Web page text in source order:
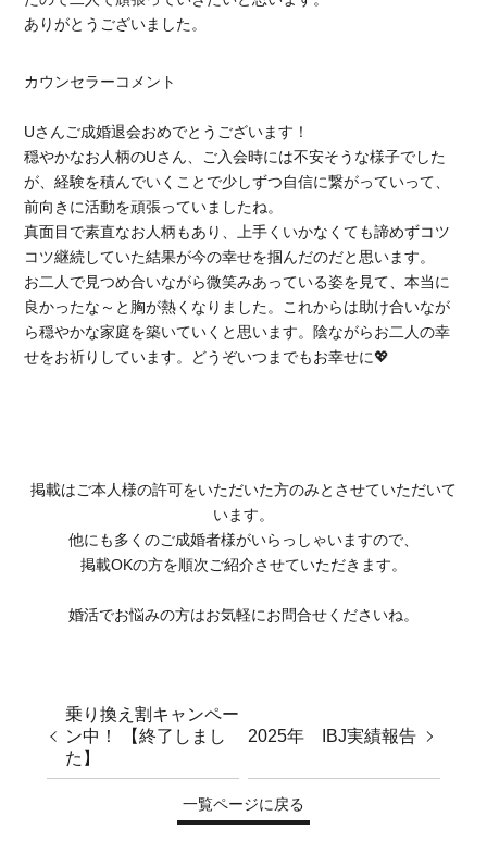
ありがとうございました。
カウンセラーコメント
Uさんご成婚退会おめでとうございます！
穏やかなお人柄のUさん、ご入会時には不安そうな様子でした
が、経験を積んでいくことで少しずつ自信に繋がっていって、
前向きに活動を頑張っていましたね。
真面目で素直なお人柄もあり、上手くいかなくても諦めずコツ
コツ継続していた結果が今の幸せを掴んだのだと思います。
お二人で見つめ合いながら微笑みあっている姿を見て、本当に
良かったな～と胸が熱くなりました。これからは助け合いなが
ら穏やかな家庭を築いていくと思います。陰ながらお二人の幸
せをお祈りしています。どうぞいつまでもお幸せに💖
掲載はご本人様の許可をいただいた方のみとさせていただいて
います。
他にも多くのご成婚者様がいらっしゃいますので、
掲載OKの方を順次ご紹介させていただきます。
婚活でお悩みの方はお気軽にお問合せくださいね。
乗り換え割キャンペー
ン中！ 【終了しまし
た】
2025年 IBJ実績報告
一覧ページに戻る